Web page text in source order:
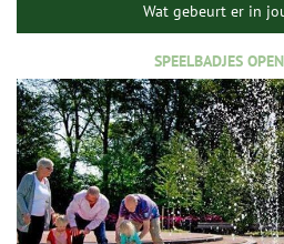
Wat gebeurt er in
SPEELBADJES